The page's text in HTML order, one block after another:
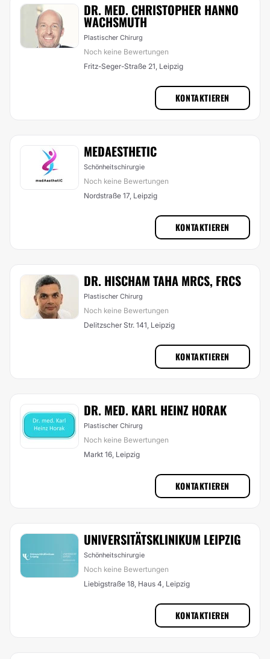
DR. MED. CHRISTOPHER HANNO
WACHSMUTH
Plastischer Chirurg
Noch keine Bewertungen
Fritz-Seger-Straße 21, Leipzig
KONTAKTIEREN
MEDAESTHETIC
Schönheitschirurgie
Noch keine Bewertungen
Nordstraße 17, Leipzig
KONTAKTIEREN
DR. HISCHAM TAHA MRCS, FRCS
Plastischer Chirurg
Noch keine Bewertungen
Delitzscher Str. 141, Leipzig
KONTAKTIEREN
DR. MED. KARL HEINZ HORAK
Plastischer Chirurg
Noch keine Bewertungen
Markt 16, Leipzig
KONTAKTIEREN
UNIVERSITÄTSKLINIKUM LEIPZIG
Schönheitschirurgie
Noch keine Bewertungen
Liebigstraße 18, Haus 4, Leipzig
KONTAKTIEREN